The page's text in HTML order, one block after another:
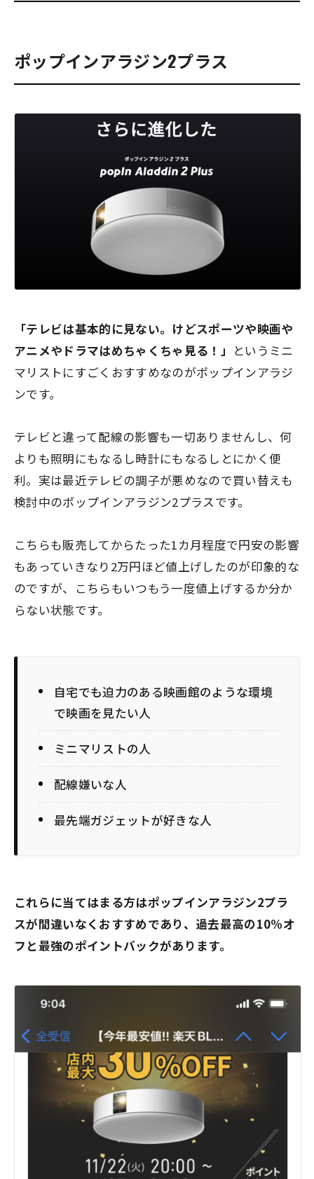
ポップインアラジン2プラス
「テレビは基本的に見ない。けどスポーツや映画や
アニメやドラマはめちゃくちゃ見る！」 というミニ
マリストにすごくおすすめなのがポップインアラジ
ンです。
テレビと違って配線の影響も一切ありませんし、何
よりも照明にもなるし時計にもなるしとにかく便
利。実は最近テレビの調子が悪めなので買い替えも
検討中のポップインアラジン2プラスです。
こちらも販売してからたった1カ月程度で円安の影響
もあっていきなり2万円ほど値上げしたのが印象的な
のですが、こちらもいつもう一度値上げするか分か
らない状態です。
自宅でも迫力のある映画館のような環境
で映画を見たい人
ミニマリストの人
配線嫌いな人
最先端ガジェットが好きな人
これらに当てはまる方はポップインアラジン2プラ
スが間違いなくおすすめであり、過去最高の10%オ
フと最強のポイントバックがあります。